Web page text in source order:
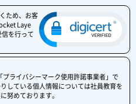
ため、お客
Laye
を行って
プライバシーマーク使用許諾事業者」で
している個人情報については社員教育を
努めております。